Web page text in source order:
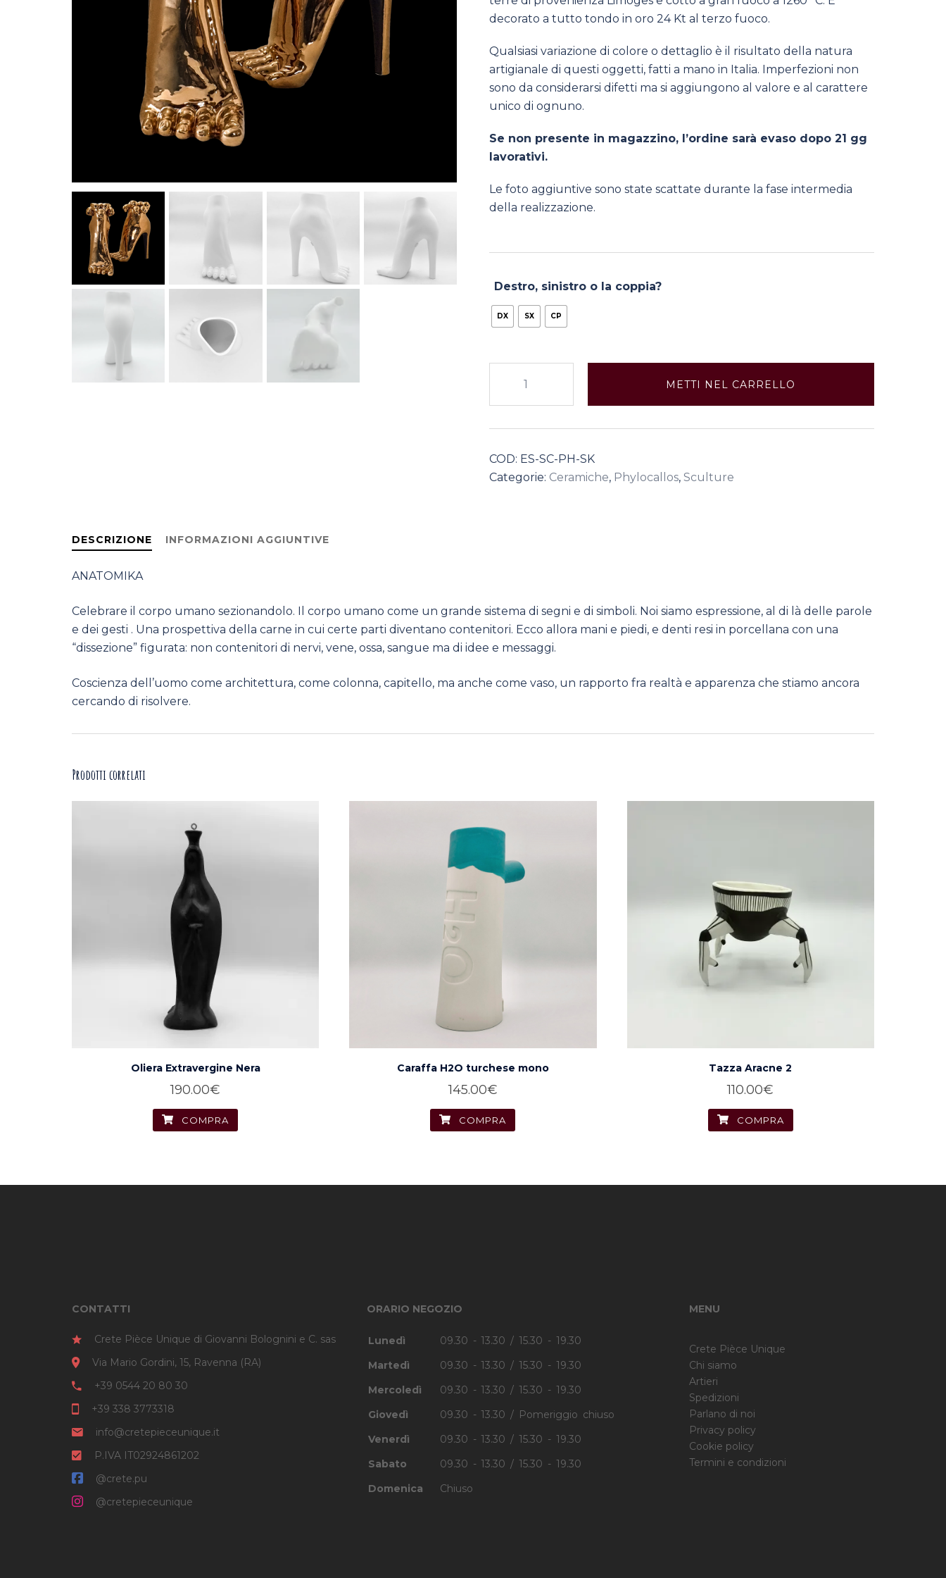
decorato a tutto tondo in oro 24 Kt al terzo fuoco.
Qualsiasi variazione di colore o dettaglio è il risultato della natura
artigianale di questi oggetti, fatti a mano in Italia. Imperfezioni non
sono da considerarsi difetti ma si aggiungono al valore e al carattere
unico di ognuno.
Se non presente in magazzino, l’ordine sarà evaso dopo 21 gg
lavorativi.
Le foto aggiuntive sono state scattate durante la fase intermedia
della realizzazione.
Destro, sinistro o la coppia?
DX SX CP
quantità
METTI NEL CARRELLO
COD: ES-SC-PH-SK
Categorie: Ceramiche, Phylocallos, Sculture
DESCRIZIONE INFORMAZIONI AGGIUNTIVE
ANATOMIKA
Celebrare il corpo umano sezionandolo. Il corpo umano come un grande sistema di segni e di simboli. Noi siamo espressione, al di là delle parole
e dei gesti . Una prospettiva della carne in cui certe parti diventano contenitori. Ecco allora mani e piedi, e denti resi in porcellana con una
“dissezione” figurata: non contenitori di nervi, vene, ossa, sangue ma di idee e messaggi.
Coscienza dell’uomo come architettura, come colonna, capitello, ma anche come vaso, un rapporto fra realtà e apparenza che stiamo ancora
cercando di risolvere.
Prodotti correlati
Oliera Extravergine Nera
190.00€
COMPRA
Caraffa H2O turchese mono
145.00€
COMPRA
Tazza Aracne 2
110.00€
COMPRA
CONTATTI
Crete Pièce Unique di Giovanni Bolognini e C. sas
Via Mario Gordini, 15, Ravenna (RA)
+39 0544 20 80 30
+39 338 3773318
info@cretepieceunique.it
P.IVA IT02924861202
@crete.pu
@cretepieceunique
ORARIO NEGOZIO
Lunedì
09.30 - 13.30 / 15.30 - 19.30
Martedì
09.30 - 13.30 / 15.30 - 19.30
Mercoledì
09.30 - 13.30 / 15.30 - 19.30
Giovedì
09.30 - 13.30 / Pomeriggio chiuso
Venerdì
09.30 - 13.30 / 15.30 - 19.30
Sabato
09.30 - 13.30 / 15.30 - 19.30
Domenica
Chiuso
MENU
Crete Pièce Unique
Chi siamo
Artieri
Spedizioni
Parlano di noi
Privacy policy
Cookie policy
Termini e condizioni